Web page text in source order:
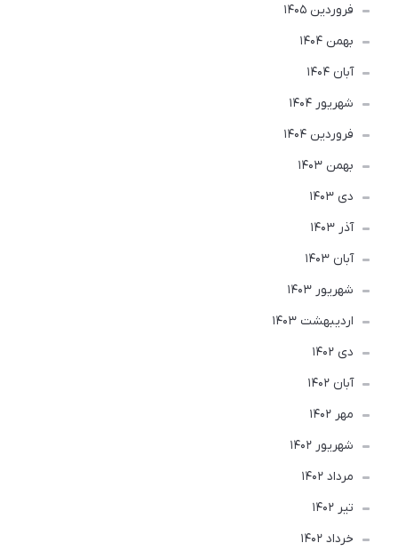
فروردین 1405
بهمن 1404
آبان 1404
شهریور 1404
فروردین 1404
بهمن 1403
دی 1403
آذر 1403
آبان 1403
شهریور 1403
ارديبهشت 1403
دی 1402
آبان 1402
مهر 1402
شهریور 1402
مرداد 1402
تير 1402
خرداد 1402